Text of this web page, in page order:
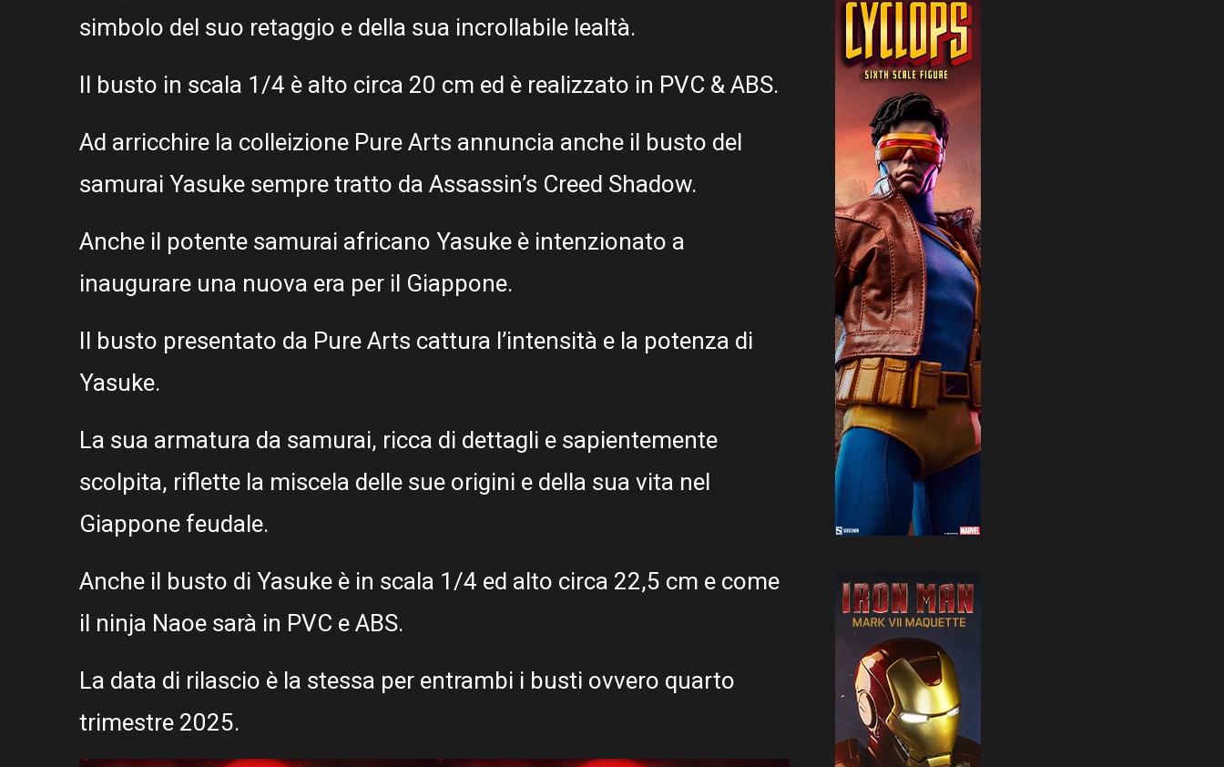
simbolo del suo retaggio e della sua incrollabile lealtà.
Il busto in scala 1/4 è alto circa 20 cm ed è realizzato in PVC & ABS.
Ad arricchire la colleizione Pure Arts annuncia anche il busto del
samurai Yasuke sempre tratto da Assassin’s Creed Shadow.
Anche il potente samurai africano Yasuke è intenzionato a
inaugurare una nuova era per il Giappone.
Il busto presentato da Pure Arts cattura l’intensità e la potenza di
Yasuke.
La sua armatura da samurai, ricca di dettagli e sapientemente
scolpita, riflette la miscela delle sue origini e della sua vita nel
Giappone feudale.
Anche il busto di Yasuke è in scala 1/4 ed alto circa 22,5 cm e come
il ninja Naoe sarà in PVC e ABS.
La data di rilascio è la stessa per entrambi i busti ovvero quarto
trimestre 2025.